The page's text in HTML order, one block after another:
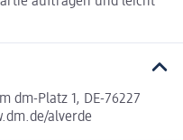
dm-Platz 1, DE-76227
alverde